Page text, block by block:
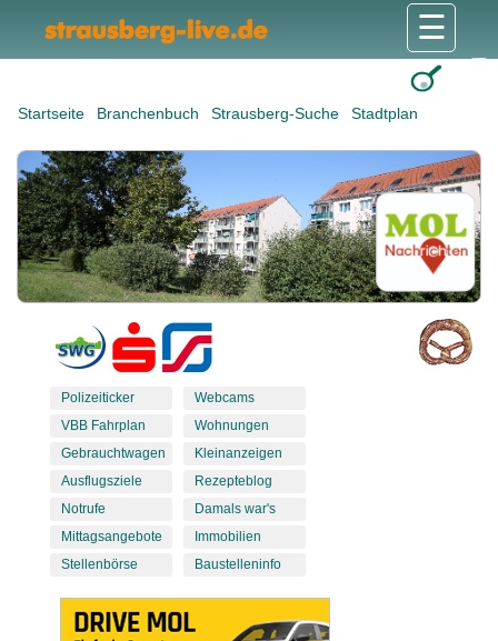
Startseite Branchenbuch Strausberg-Suche Stadtplan
☰
Polizeiticker
VBB Fahrplan
Gebrauchtwagen
Ausflugsziele
Notrufe
Mittagsangebote
Stellenbörse
Webcams
Wohnungen
Kleinanzeigen
Rezepteblog
Damals war's
Immobilien
Baustelleninfo